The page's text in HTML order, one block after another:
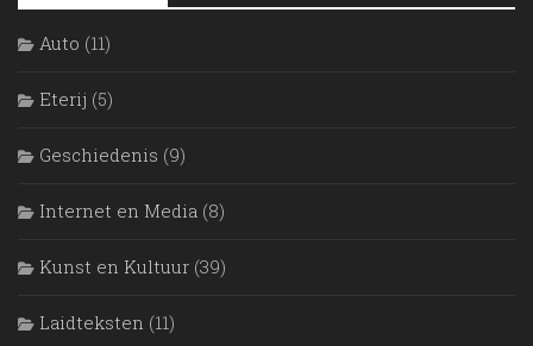
Auto (11)
Eterij (5)
Geschiedenis (9)
Internet en Media (8)
Kunst en Kultuur (39)
Laidteksten (11)